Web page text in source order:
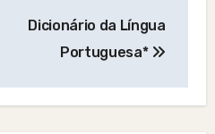
Dicionário da Língua
Portuguesa*